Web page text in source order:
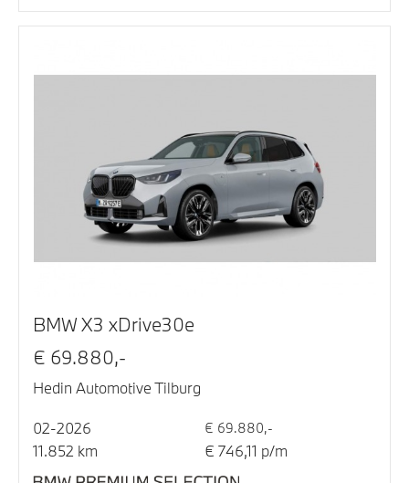
BMW X3 xDrive30e
€ 69.880,-
Hedin Automotive Tilburg
02-2026 € 69.880,-
11.852 km € 746,11 p/m